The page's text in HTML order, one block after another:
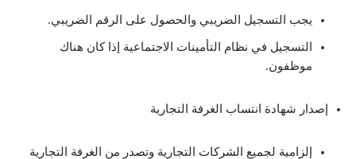
يجب التسجيل الضريبي والحصول على الرقم الضريبي.
التسجيل في نظام التأمينات الاجتماعية إذا كان هناك
موظفون.
إصدار شهادة انتساب الغرفة التجارية
إلزامية لجميع الشركات التجارية وتصدر من الغرفة التجارية